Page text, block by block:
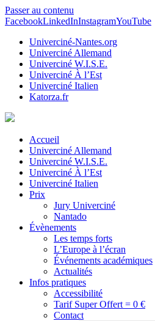
Passer au contenu
FacebookLinkedInInstagramYouTube
Univerciné-Nantes.org
Univerciné Allemand
Univerciné W.I.S.E.
Univerciné À l’Est
Univerciné Italien
Katorza.fr
Accueil
Univerciné Allemand
Univerciné W.I.S.E.
Univerciné À l’Est
Univerciné Italien
Prix
Jury Univerciné
Nantado
Évènements
Les temps forts
L’Europe à l’écran
Événements académiques
Actualités
Infos pratiques
Accessibilité
Tarif Super Offert = 0 €
Contact